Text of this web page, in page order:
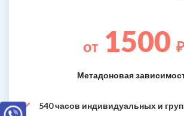
от 1500 ₽
Метадоновая
540 часов индивидуальных и